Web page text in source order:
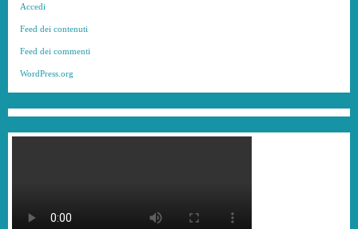
Accedi
Feed dei contenuti
Feed dei commenti
WordPress.org